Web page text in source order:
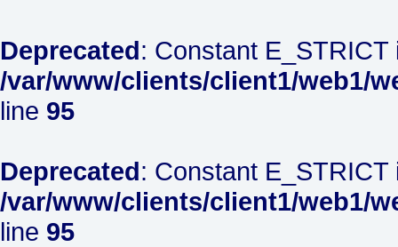
Deprecated: Constant
/var/www/clients/client1/web1/
line 95
Deprecated: Constant
/var/www/clients/client1/web1/
line 95